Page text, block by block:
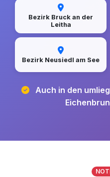
Bezirk Bruck an der
Leitha
Bezirk Neusiedl am See
Auch in den